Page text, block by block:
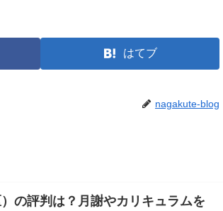
はてブ
nagakute-blog
の評判は？月謝やカリキュラムを